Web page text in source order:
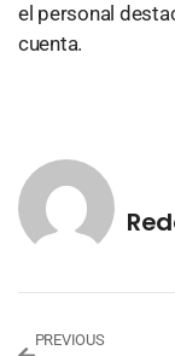
el personal
cuenta.
PREVIOUS